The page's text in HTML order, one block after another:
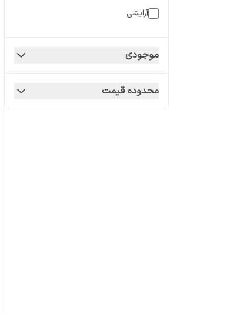
آرایشی
موجودی
محدوده قیمت